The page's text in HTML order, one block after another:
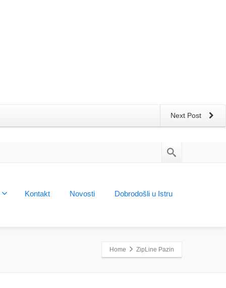
Next Post
Kontakt Novosti Dobrodošli u Istru
Home ZipLine Pazin